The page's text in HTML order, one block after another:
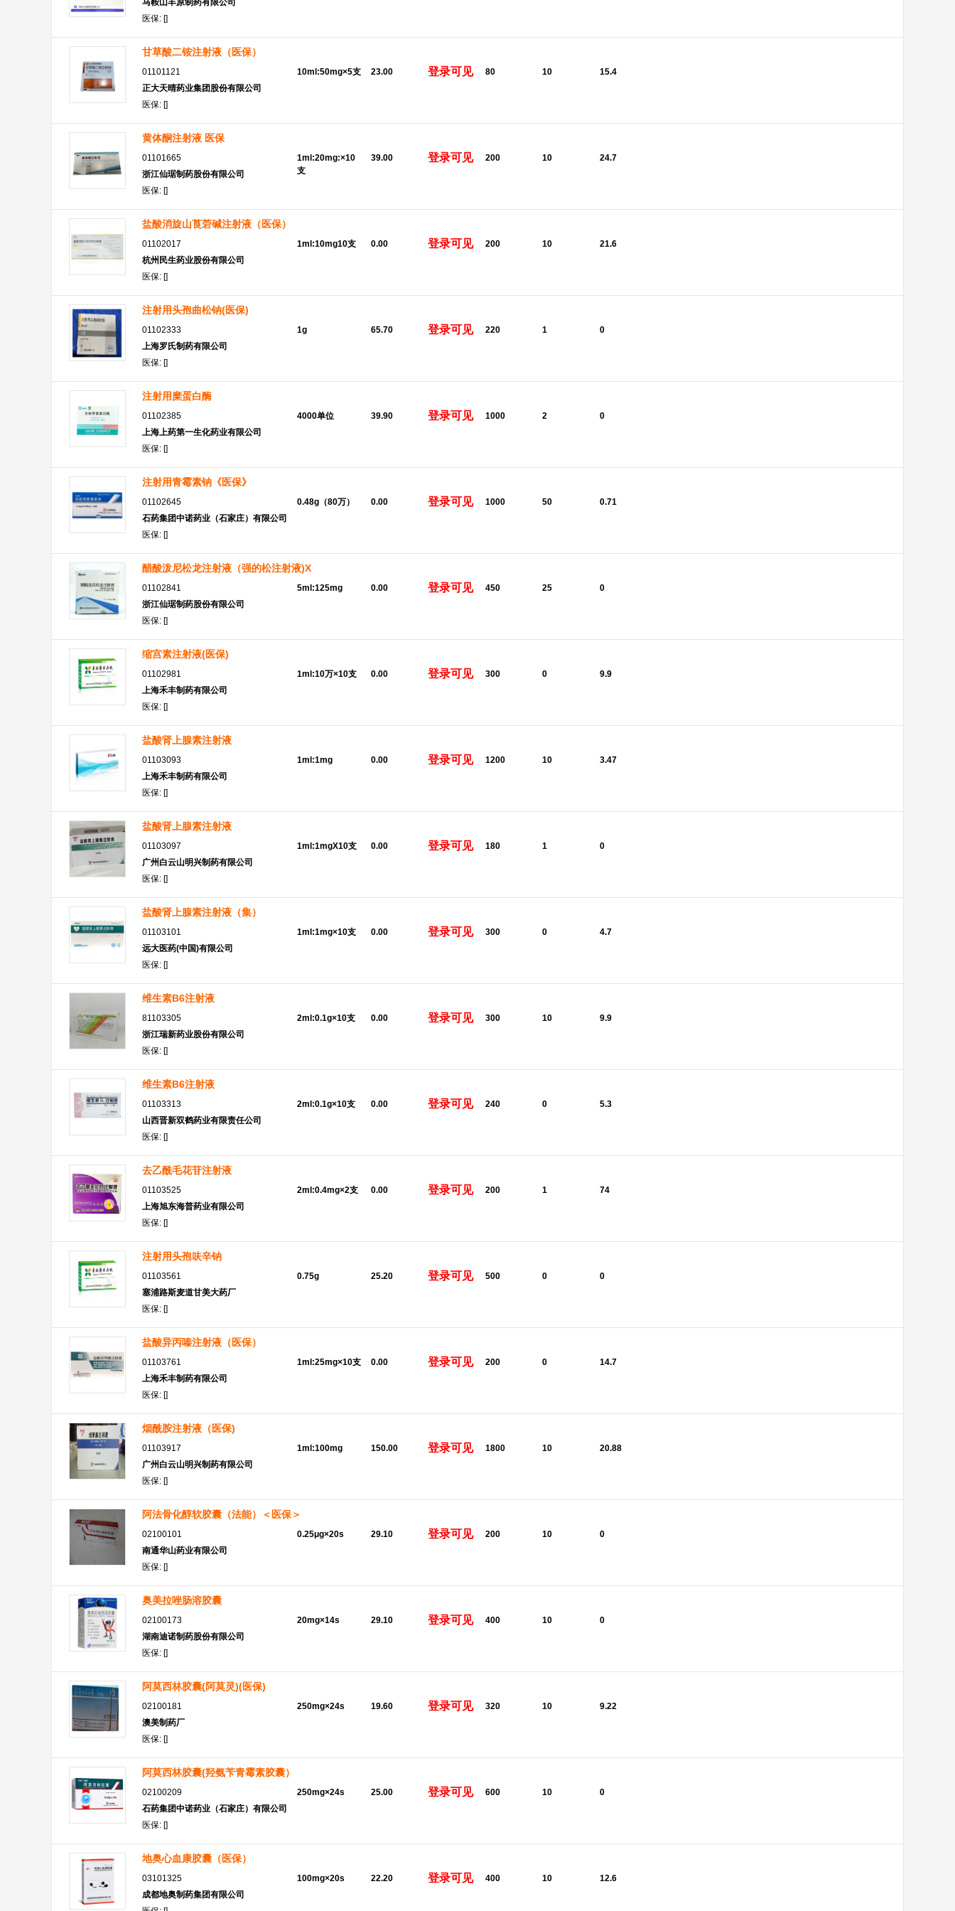
马鞍山丰原制药有限公司
医保: []
甘草酸二铵注射液（医保）
01101121
正大天晴药业集团股份有限公司
医保: []
10ml:50mg×5支 23.00 登录可见 80 10 15.4
黄体酮注射液 医保
01101665
浙江仙琚制药股份有限公司
医保: []
1ml:20mg:×10
支
39.00 登录可见 200 10 24.7
盐酸消旋山莨菪碱注射液（医保）
01102017
杭州民生药业股份有限公司
医保: []
1ml:10mg10支 0.00 登录可见 200 10 21.6
注射用头孢曲松钠(医保)
01102333
上海罗氏制药有限公司
医保: []
1g 65.70 登录可见 220 1 0
注射用糜蛋白酶
01102385
上海上药第一生化药业有限公司
医保: []
4000单位 39.90 登录可见 1000 2 0
注射用青霉素钠《医保》
01102645
石药集团中诺药业（石家庄）有限公司
医保: []
0.48g（80万） 0.00 登录可见 1000 50 0.71
醋酸泼尼松龙注射液（强的松注射液)X
01102841
浙江仙琚制药股份有限公司
医保: []
5ml:125mg 0.00 登录可见 450 25 0
缩宫素注射液(医保)
01102981
上海禾丰制药有限公司
医保: []
1ml:10万×10支 0.00 登录可见 300 0 9.9
盐酸肾上腺素注射液
01103093
上海禾丰制药有限公司
医保: []
1ml:1mg 0.00 登录可见 1200 10 3.47
盐酸肾上腺素注射液
01103097
广州白云山明兴制药有限公司
医保: []
1ml:1mgX10支 0.00 登录可见 180 1 0
盐酸肾上腺素注射液（集）
01103101
远大医药(中国)有限公司
医保: []
1ml:1mg×10支 0.00 登录可见 300 0 4.7
维生素B6注射液
81103305
浙江瑞新药业股份有限公司
医保: []
2ml:0.1g×10支 0.00 登录可见 300 10 9.9
维生素B6注射液
01103313
山西晋新双鹤药业有限责任公司
医保: []
2ml:0.1g×10支 0.00 登录可见 240 0 5.3
去乙酰毛花苷注射液
01103525
上海旭东海普药业有限公司
医保: []
2ml:0.4mg×2支 0.00 登录可见 200 1 74
注射用头孢呋辛钠
01103561
塞浦路斯麦道甘美大药厂
医保: []
0.75g 25.20 登录可见 500 0 0
盐酸异丙嗪注射液（医保）
01103761
上海禾丰制药有限公司
医保: []
1ml:25mg×10支 0.00 登录可见 200 0 14.7
烟酰胺注射液（医保)
01103917
广州白云山明兴制药有限公司
医保: []
1ml:100mg 150.00 登录可见 1800 10 20.88
阿法骨化醇软胶囊（法能）＜医保＞
02100101
南通华山药业有限公司
医保: []
0.25μg×20s 29.10 登录可见 200 10 0
奥美拉唑肠溶胶囊
02100173
湖南迪诺制药股份有限公司
医保: []
20mg×14s 29.10 登录可见 400 10 0
阿莫西林胶囊(阿莫灵)(医保)
02100181
澳美制药厂
医保: []
250mg×24s 19.60 登录可见 320 10 9.22
阿莫西林胶囊(羟氨苄青霉素胶囊）
02100209
石药集团中诺药业（石家庄）有限公司
医保: []
250mg×24s 25.00 登录可见 600 10 0
地奥心血康胶囊（医保）
03101325
成都地奥制药集团有限公司
100mg×20s 22.20 登录可见 400 10 12.6